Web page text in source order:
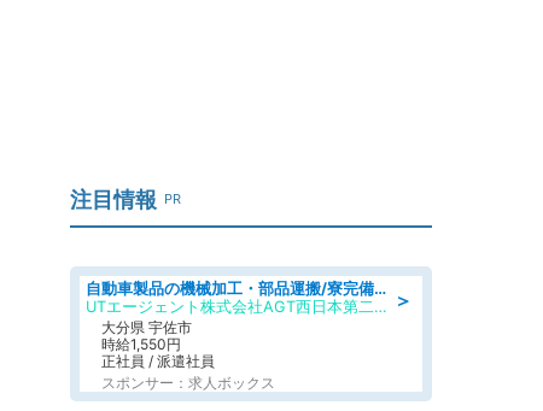
注目情報 PR
＞
自動車製品の機械加工・部品運搬/寮完備/日払い/工場・製造
UTエージェント株式会社AGT西日本第二CU
大分県 宇佐市
時給1,550円
正社員 / 派遣社員
スポンサー：求人ボックス